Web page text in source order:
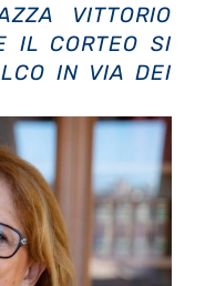
VITTORIO
IL CORTEO SI
IN VIA DEI